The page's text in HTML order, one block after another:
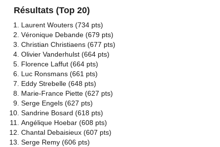
Résultats (Top 20)
Laurent Wouters (734 pts)
Véronique Debande (679 pts)
Christian Christiaens (677 pts)
Olivier Vanderhulst (664 pts)
Florence Laffut (664 pts)
Luc Ronsmans (661 pts)
Eddy Strebelle (648 pts)
Marie-France Piette (627 pts)
Serge Engels (627 pts)
Sandrine Bosard (618 pts)
Angélique Hoebar (608 pts)
Chantal Debaisieux (607 pts)
Serge Remy (606 pts)